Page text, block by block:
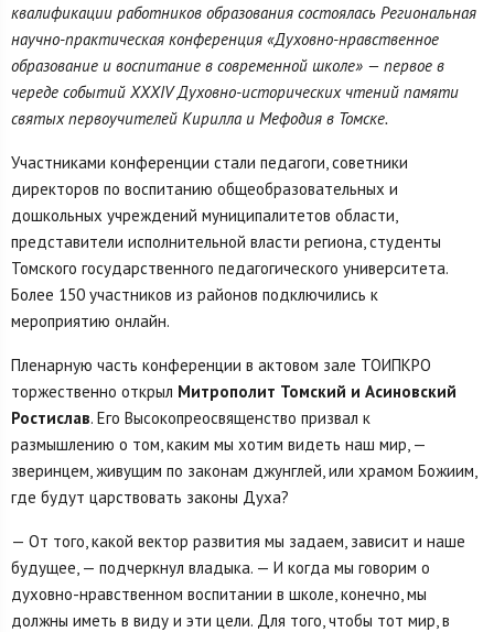
квалификации работников образования состоялась Региональная
научно-практическая конференция «Духовно-нравственное
образование и воспитание в современной школе» — первое в
череде событий XXXIV Духовно-исторических чтений памяти
святых первоучителей Кирилла и Мефодия в Томске.
Участниками конференции стали педагоги, советники
директоров по воспитанию общеобразовательных и
дошкольных учреждений муниципалитетов области,
представители исполнительной власти региона, студенты
Томского государственного педагогического университета.
Более 150 участников из районов подключились к
мероприятию онлайн.
Пленарную часть конференции в актовом зале ТОИПКРО
торжественно открыл Митрополит Томский и Асиновский
Ростислав. Его Высокопреосвященство призвал к
размышлению о том, каким мы хотим видеть наш мир, —
зверинцем, живущим по законам джунглей, или храмом Божиим,
где будут царствовать законы Духа?
— От того, какой вектор развития мы задаем, зависит и наше
будущее, — подчеркнул владыка. — И когда мы говорим о
духовно-нравственном воспитании в школе, конечно, мы
должны иметь в виду и эти цели. Для того, чтобы тот мир, в